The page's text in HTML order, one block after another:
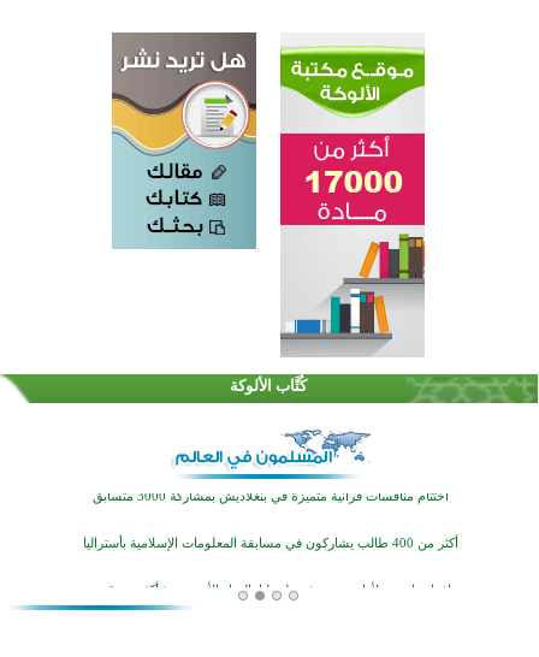
كُتَّاب الألوكة
اختتام الدورة التاسعة لمسابقة حفظ وتلاوة القرآن الكريم في أزناكاييف
تيسليتش تختتم برنامجا تعليميا لتعزيز القيم وبناء الشخصية للشباب المسلمين
أكبر مشروع إسلامي في ريف أستراليا يفتتح أبوابه بعد سنوات من العمل والعطاء